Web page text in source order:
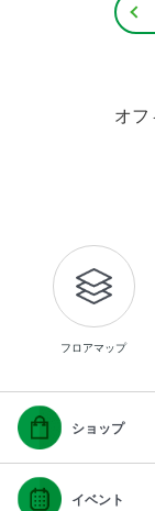
オ
フロアマップ
ショップ
イベント